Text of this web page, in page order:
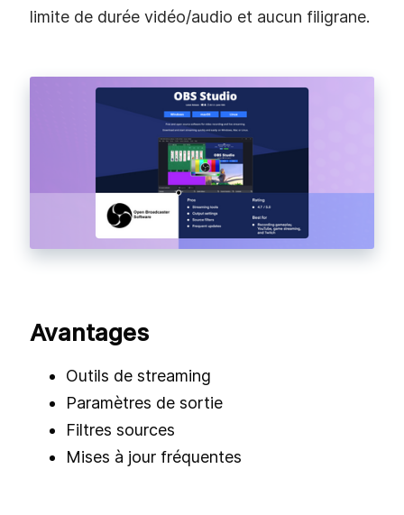
limite de durée vidéo/audio et aucun filigrane.
Avantages
Outils de streaming
Paramètres de sortie
Filtres sources
Mises à jour fréquentes